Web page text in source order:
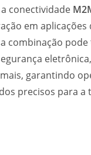
conectividade
em aplicações
combinação
garantindo
precisos para a